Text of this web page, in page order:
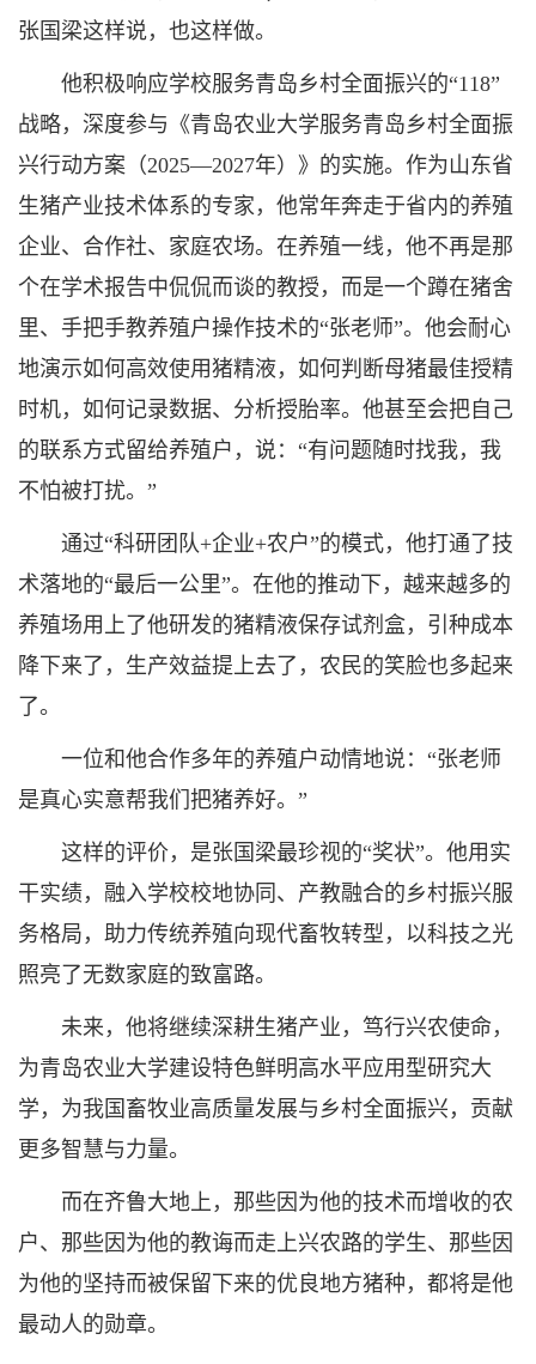
张国梁这样说，也这样做。
他积极响应学校服务青岛乡村全面振兴的“118”
战略，深度参与《青岛农业大学服务青岛乡村全面振
兴行动方案（2025—2027年）》的实施。作为山东省
生猪产业技术体系的专家，他常年奔走于省内的养殖
企业、合作社、家庭农场。在养殖一线，他不再是那
个在学术报告中侃侃而谈的教授，而是一个蹲在猪舍
里、手把手教养殖户操作技术的“张老师”。他会耐心
地演示如何高效使用猪精液，如何判断母猪最佳授精
时机，如何记录数据、分析授胎率。他甚至会把自己
的联系方式留给养殖户，说：“有问题随时找我，我
不怕被打扰。”
通过“科研团队+企业+农户”的模式，他打通了技
术落地的“最后一公里”。在他的推动下，越来越多的
养殖场用上了他研发的猪精液保存试剂盒，引种成本
降下来了，生产效益提上去了，农民的笑脸也多起来
了。
一位和他合作多年的养殖户动情地说：“张老师
是真心实意帮我们把猪养好。”
这样的评价，是张国梁最珍视的“奖状”。他用实
干实绩，融入学校校地协同、产教融合的乡村振兴服
务格局，助力传统养殖向现代畜牧转型，以科技之光
照亮了无数家庭的致富路。
未来，他将继续深耕生猪产业，笃行兴农使命，
为青岛农业大学建设特色鲜明高水平应用型研究大
学，为我国畜牧业高质量发展与乡村全面振兴，贡献
更多智慧与力量。
而在齐鲁大地上，那些因为他的技术而增收的农
户、那些因为他的教诲而走上兴农路的学生、那些因
为他的坚持而被保留下来的优良地方猪种，都将是他
最动人的勋章。